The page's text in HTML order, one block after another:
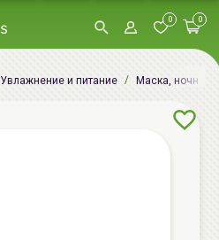
0 0
Увлажнение и питание Маска, ночная